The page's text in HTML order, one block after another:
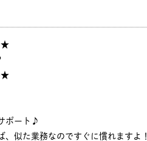
★
★
ポート♪
似た業務なのですぐに慣れますよ！